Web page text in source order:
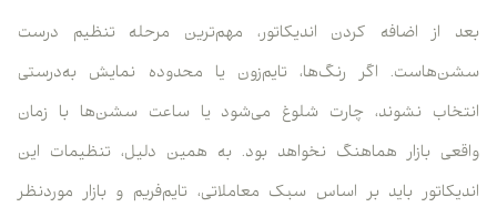
بعد از اضافه کردن اندیکاتور، مهم‌ترین مرحله تنظیم درست
سشن‌هاست. اگر رنگ‌ها، تایم‌زون یا محدوده نمایش به‌درستی
انتخاب نشوند، چارت شلوغ می‌شود یا ساعت سشن‌ها با زمان
واقعی بازار هماهنگ نخواهد بود. به همین دلیل، تنظیمات این
اندیکاتور باید بر اساس سبک معاملاتی، تایم‌فریم و بازار موردنظر